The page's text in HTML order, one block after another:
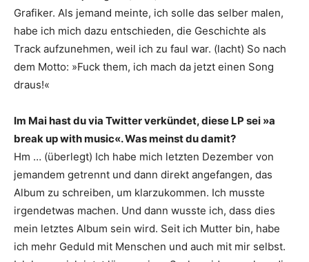
Grafiker. Als jemand meinte, ich solle das selber malen,
habe ich mich dazu entschieden, die Geschichte als
Track aufzunehmen, weil ich zu faul war. (lacht) So nach
dem Motto: »Fuck them, ich mach da jetzt einen Song
draus!«
Im Mai hast du via Twitter verkündet, diese LP sei »a
break up with music«. Was meinst du damit?
Hm … (überlegt) Ich habe mich letzten Dezember von
jemandem getrennt und dann direkt angefangen, das
Album zu schreiben, um klarzukommen. Ich musste
irgendetwas machen. Und dann wusste ich, dass dies
mein letztes Album sein wird. Seit ich Mutter bin, habe
ich mehr Geduld mit Menschen und auch mit mir selbst.